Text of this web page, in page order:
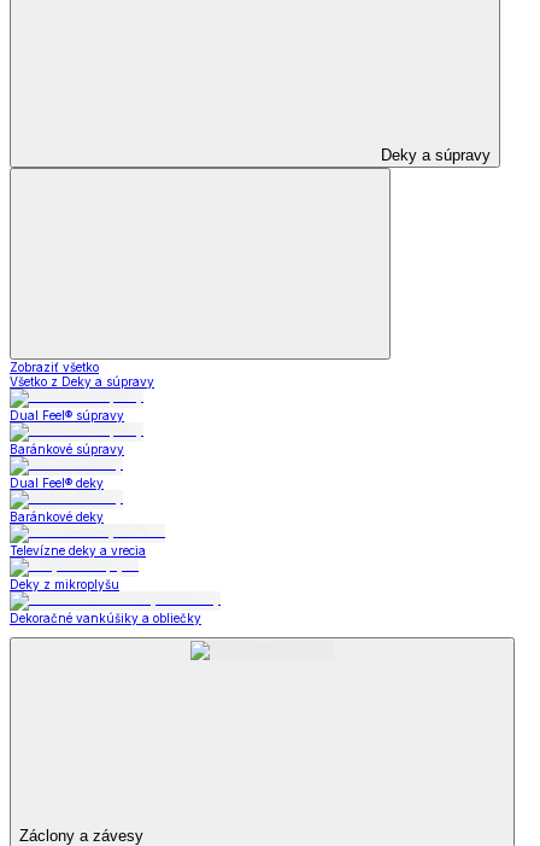
Deky a súpravy
Zobraziť všetko
Všetko z Deky a súpravy
Dual Feel® súpravy
Baránkové súpravy
Dual Feel® deky
Baránkové deky
Televízne deky a vrecia
Deky z mikroplyšu
Dekoračné vankúšiky a obliečky
Záclony a závesy